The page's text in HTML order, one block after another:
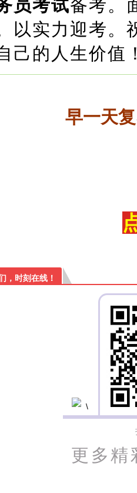
员考试备考。
以实力迎考。
己的人生价值
早一天
，时刻在线！
更多精